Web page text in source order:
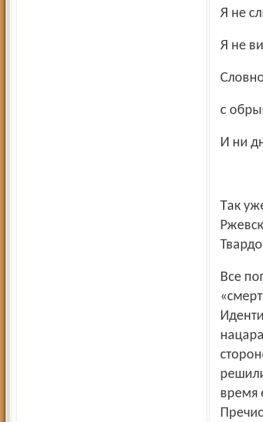
Я не
Я не
с
И ни
Так уже после войны написал о тех страшных боях
Все погибшие были без документов и так называемых
время